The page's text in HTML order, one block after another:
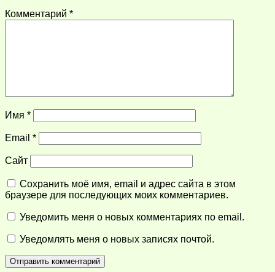
Комментарий *
Имя *
Email *
Сайт
Сохранить моё имя, email и адрес сайта в этом
браузере для последующих моих комментариев.
Уведомить меня о новых комментариях по email.
Уведомлять меня о новых записях почтой.